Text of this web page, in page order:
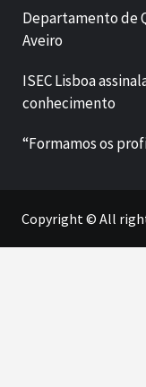
Departamento de
Aveiro
ISEC Lisboa
conhecimento
“Formamos os
Copyright © All